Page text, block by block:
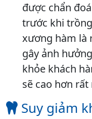
được chẩn
trước khi
xương hàm là
gây ảnh
khỏe khách
sẽ cao hơn rất
Suy giảm